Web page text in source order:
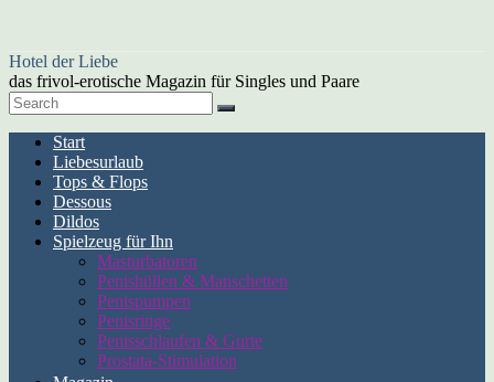
Hotel der Liebe
das frivol-erotische Magazin für Singles und Paare
Start
Liebesurlaub
Tops & Flops
Dessous
Dildos
Spielzeug für Ihn
Masturbatoren
Penishüllen & Manschetten
Penispumpen
Penisringe
Penisschlaufen & Gurte
Prostata-Stimulation